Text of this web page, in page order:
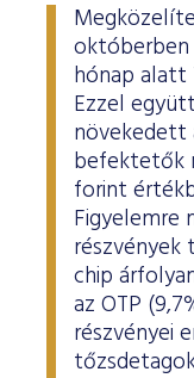
októberben
hónap alatt
Ezzel
növekedett
befektetők
forint
részvények
chip
az OTP
részvényei